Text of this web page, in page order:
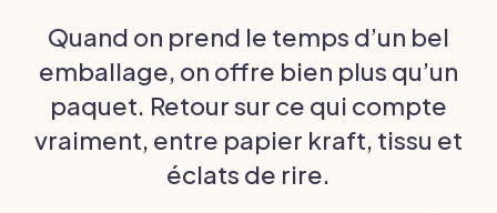
Quand on prend le temps d’un bel
emballage, on offre bien plus qu’un
paquet. Retour sur ce qui compte
vraiment, entre papier kraft, tissu et
éclats de rire.